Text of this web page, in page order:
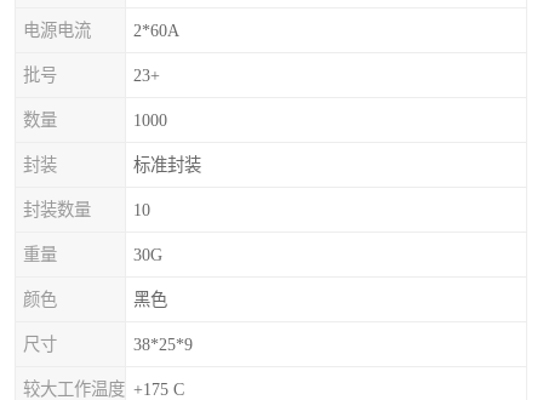
电源电流 2*60A
批号 23+
数量 1000
封装 标准封装
封装数量 10
重量 30G
颜色 黑色
尺寸 38*25*9
较大工作温度 +175 C